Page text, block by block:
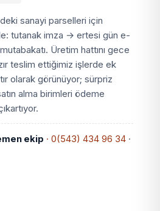
sanayi parselleri için
tutanak imza → ertesi gün e-
Üretim hattını gece
teslim ettiğimiz işlerde ek
olarak görünüyor; sürpriz
alma birimleri ödeme
ekip · 0(543) 434 96 34 ·